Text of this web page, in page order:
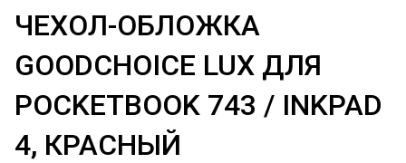
ЧЕХОЛ-ОБЛОЖКА
GOODCHOICE LUX ДЛЯ
POCKETBOOK 743 / INKPAD
4, КРАСНЫЙ